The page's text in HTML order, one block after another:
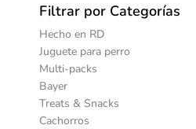
Filtrar por Categorías
Hecho en RD
Juguete para perro
Multi-packs
Bayer
Treats & Snacks
Cachorros